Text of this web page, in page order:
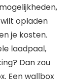
opladen
je kosten.
laadpaal,
Dan zou
Een wallbox